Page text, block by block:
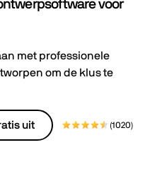
voor
met professionele
om de klus te
uit (1020)